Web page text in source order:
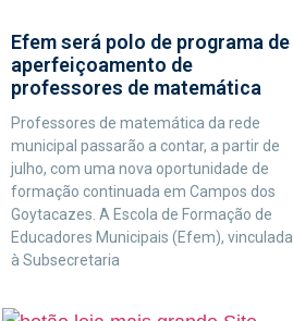
Efem será polo de programa de
aperfeiçoamento de
professores de matemática
Professores de matemática da rede
municipal passarão a contar, a partir de
julho, com uma nova oportunidade de
formação continuada em Campos dos
Goytacazes. A Escola de Formação de
Educadores Municipais (Efem), vinculada
à Subsecretaria